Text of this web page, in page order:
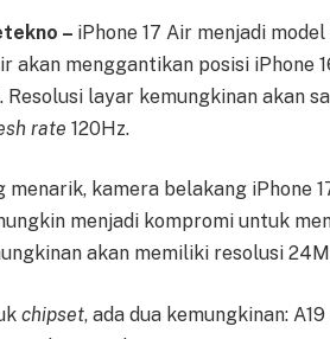
– iPhone 17 Air menjadi
akan menggantikan posisi iPhone
Resolusi layar kemungkinan akan
rate 120Hz.
menarik, kamera belakang iPhone
menjadi kompromi untuk
akan memiliki resolusi
chipset, ada dua kemungkinan: